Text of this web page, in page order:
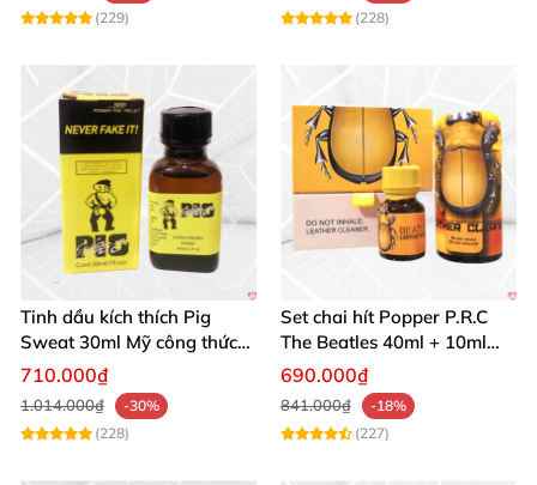
(229)
(228)
Tinh dầu kích thích Pig
Sweat 30ml Mỹ công thức
Extra Piggy chuẩn
710.000₫
1.014.000₫
-30%
(228)
Set chai hít Popper P.R.C
The Beatles 40ml + 10ml
cho Top Bot cực mạnh
690.000₫
841.000₫
-18%
(227)